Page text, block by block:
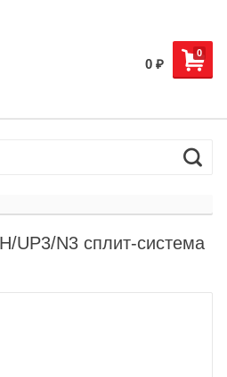
0
0 ₽
UP3/N3 сплит-система